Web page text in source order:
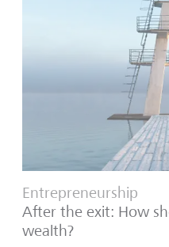
Entrepreneurship
After the exit: How
wealth?